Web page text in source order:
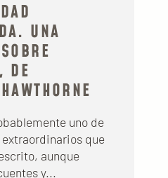
UNA
DE
uno de
que
aunque
y...